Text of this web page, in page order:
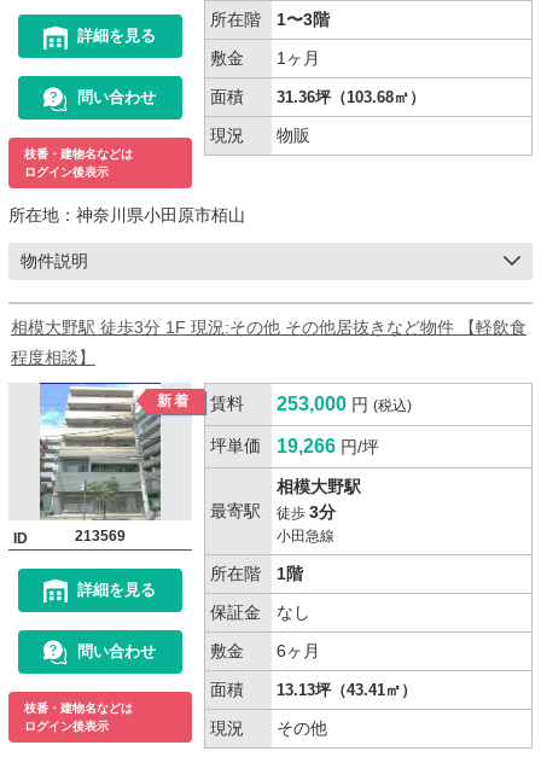
詳細を見る
問い合わせ
枝番・建物名などは
ログイン後表示
所在階
1〜3階
敷金
1ヶ月
面積
31.36坪（103.68㎡）
現況 物販
所在地： 神奈川県小田原市栢山
物件説明
相模大野駅 徒歩3分 1F 現況:その他 その他居抜きなど物件 【軽飲食
程度相談】
ID 213569
詳細を見る
問い合わせ
枝番・建物名などは
ログイン後表示
賃料 253,000 円 (税込)
坪単価 19,266 円/坪
最寄駅
相模大野駅
徒歩 3分
小田急線
所在階
1階
保証金
なし
敷金
6ヶ月
面積
13.13坪（43.41㎡）
現況 その他